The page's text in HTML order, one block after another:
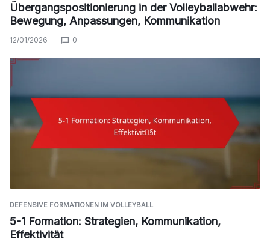
Übergangspositionierung in der Volleyballabwehr:
Bewegung, Anpassungen, Kommunikation
12/01/2026 0
DEFENSIVE FORMATIONEN IM VOLLEYBALL
5-1 Formation: Strategien, Kommunikation,
Effektivität